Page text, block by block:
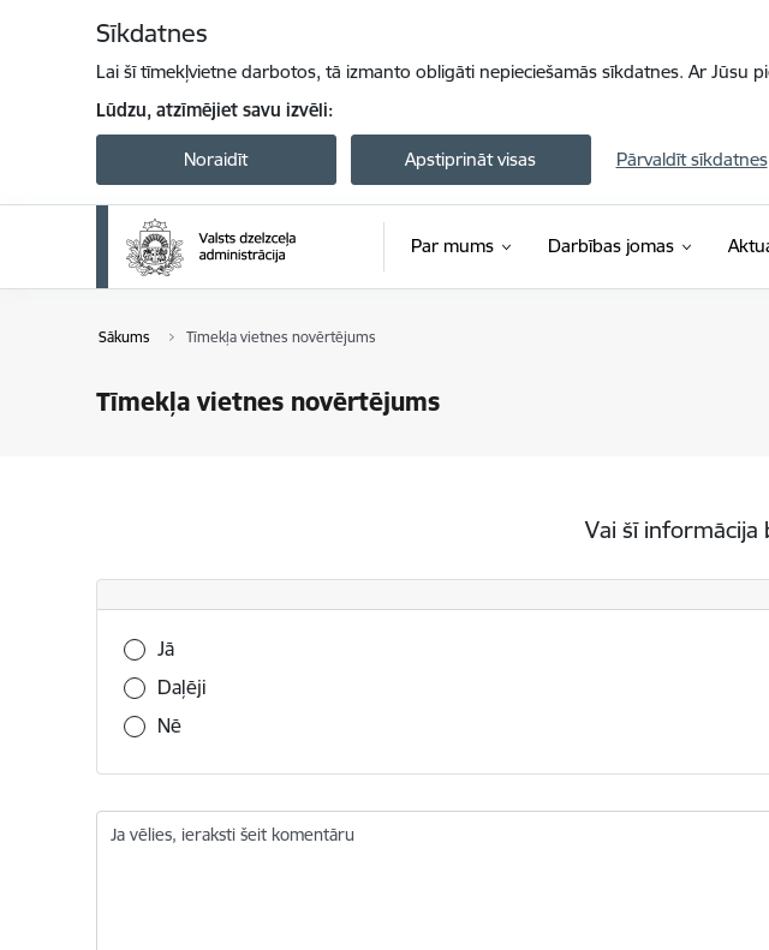
Sīkdatnes
Lai šī tīmekļvietne darbotos, tā izmanto obligāti nepieciešamās sīkdatnes. Ar
Lūdzu, atzīmējiet savu izvēli:
Noraidīt Apstiprināt visas Pārvaldīt sīkdatnes
Par mums Darbības jomas
Sākums Tīmekļa vietnes novērtējums
Tīmekļa vietnes novērtējums
Vai šī informācija
Vai šī informācija bija noderīga?
Jā
Daļēji
Nē
Ja vēlies, ieraksti šeit komentāru